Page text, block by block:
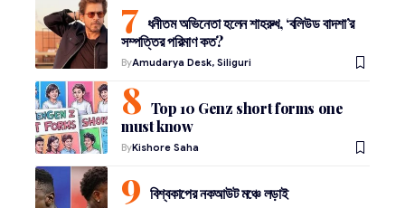
ধনীতম অভিনেতা হলেন শাহরুখ, ‘বলিউড বাদশা’র
সম্পত্তির পরিমাণ কত?
ByAmudarya Desk, Siliguri
Top 10 Genz short forms one
must know
ByKishore Saha
বিশ্বকাপের নকআউট মঞ্চে লড়াই